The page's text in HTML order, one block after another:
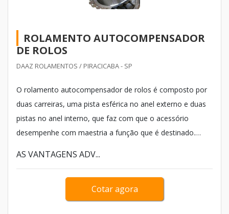
ROLAMENTO AUTOCOMPENSADOR
DE ROLOS
DAAZ ROLAMENTOS / PIRACICABA - SP
O rolamento autocompensador de rolos é composto por
duas carreiras, uma pista esférica no anel externo e duas
pistas no anel interno, que faz com que o acessório
desempenhe com maestria a função que é destinado.
recomendações das normas vigentes.
AS VANTAGENS ADV...
Cotar agora